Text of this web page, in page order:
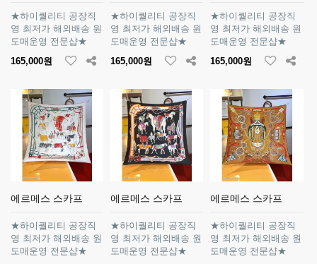
★하이퀄리티 공장직
영 최저가 해외배송 원
도매운영 전문샵★
165,000원
★하이퀄리티 공장직
영 최저가 해외배송 원
도매운영 전문샵★
165,000원
★하이퀄리티 공장직
영 최저가 해외배송 원
도매운영 전문샵★
165,000원
에르메스 스카프
★하이퀄리티 공장직
영 최저가 해외배송 원
도매운영 전문샵★
에르메스 스카프
★하이퀄리티 공장직
영 최저가 해외배송 원
도매운영 전문샵★
에르메스 스카프
★하이퀄리티 공장직
영 최저가 해외배송 원
도매운영 전문샵★